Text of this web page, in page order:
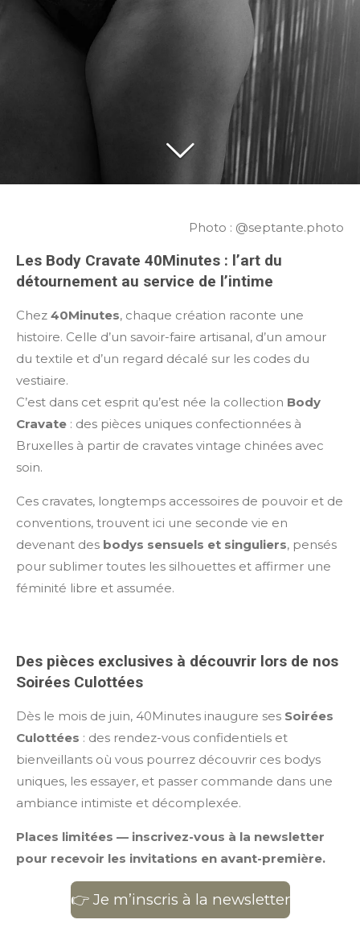
Photo : @septante.photo
Les Body Cravate 40Minutes : l’art du
détournement au service de l’intime
Chez 40Minutes, chaque création raconte une
histoire. Celle d’un savoir-faire artisanal, d’un amour
du textile et d’un regard décalé sur les codes du
vestiaire.
C’est dans cet esprit qu’est née la collection Body
Cravate : des pièces uniques confectionnées à
Bruxelles à partir de cravates vintage chinées avec
soin.
Ces cravates, longtemps accessoires de pouvoir et de
conventions, trouvent ici une seconde vie en
devenant des bodys sensuels et singuliers, pensés
pour sublimer toutes les silhouettes et affirmer une
féminité libre et assumée.
Des pièces exclusives à découvrir lors de nos
Soirées Culottées
Dès le mois de juin, 40Minutes inaugure ses Soirées
Culottées : des rendez-vous confidentiels et
bienveillants où vous pourrez découvrir ces bodys
uniques, les essayer, et passer commande dans une
ambiance intimiste et décomplexée.
Places limitées — inscrivez-vous à la newsletter
pour recevoir les invitations en avant-première.
👉 Je m’inscris à la newsletter